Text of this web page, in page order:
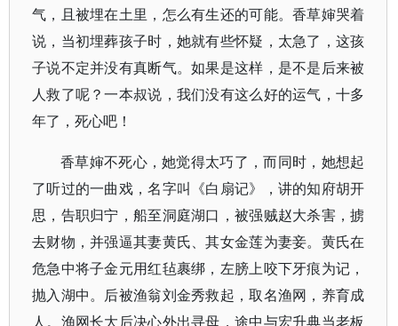
气，且被埋在土里，怎么有生还的可能。香草婶哭着
说，当初埋葬孩子时，她就有些怀疑，太急了，这孩
子说不定并没有真断气。如果是这样，是不是后来被
人救了呢？一本叔说，我们没有这么好的运气，十多
年了，死心吧！
香草婶不死心，她觉得太巧了，而同时，她想起
了听过的一曲戏，名字叫《白扇记》，讲的知府胡开
思，告职归宁，船至洞庭湖口，被强贼赵大杀害，掳
去财物，并强逼其妻黄氏、其女金莲为妻妾。黄氏在
危急中将子金元用红毡裹绑，左膀上咬下牙痕为记，
抛入湖中。后被渔翁刘金秀救起，取名渔网，养育成
人。渔网长大后决心外出寻母，途中与宏升典当老板